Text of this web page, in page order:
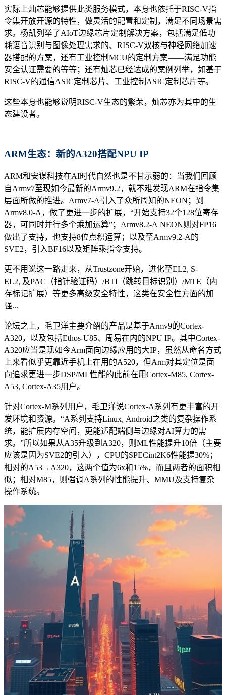
实际上灿芯能够提供此类服务模式，本身也依托于RISC-V指
令集开放开源的特性，做灵活的配置和定制，满足不同场景需
求。杨凯列举了AIoT边缘芯片定制解决方案，包括满足低功
耗语音识别与图像处理需求的、RISC-V双核与神经网络加速
器搭配的方案，还有工业控制MCU的定制方案——满足功能
安全认证需要的等等；还有灿芯已经达成的案例列举，如基于
RISC-V的通信ASIC定制芯片、工业控制ASIC定制芯片等。
这些本身也能够说明RISC-V生态的繁荣，灿芯亦为其中的生
态建设者。
ARM生态：新的A320搭配NPU IP
ARM和安谋科技在AI时代自然也是不甘示弱的：当我们回顾
自Armv7至现如今最新的Armv9.2，就不难发现ARM在指令集
层面所做的推进。Armv7-A引入了众所周知的NEON；到
Armv8.0-A，做了更进一步的扩展，“开始支持32个128位寄存
器，可同时并行多个乘加运算”；Armv8.2-A NEON则对FP16
做出了支持，也支持8位点积运算；以及至Armv9.2-A的
SVE2，引入BF16以及矩阵乘指令支持。
更不用说这一路走来，从Trustzone开始，进化至EL2, S-
EL2, 及PAC（指针验证码）/BTI（跳转目标识别）/MTE（内
存标记扩展）等更多高级安全特性，这类在安全性方面的加
强...
论坛之上，毛卫洋主要介绍的产品是基于Armv9的Cortex-
A320，以及包括Ethos-U85、周易在内的NPU IP。其中Cortex-
A320应当是现如今Arm面向边缘应用的大IP，虽然从命名方式
上来看似乎更靠近手机上在用的A520，但Arm对其定位是面
向追求更进一步DSP/ML性能的此前在用Cortex-M85, Cortex-
A53, Cortex-A35用户。
针对Cortex-M系列用户，毛卫洋说Cortex-A系列有更丰富的开
发环境和资源。“A系列支持Linux, Android之类的复杂操作系
统，能扩展内存空间，更能适配端侧与边缘对AI算力的需
求。”所以如果从A35升级到A320，则ML性能提升10倍（主要
应该是因为SVE2的引入），CPU的SPECint2K6性能提30%；
相对的A53→A320，这两个值为6x和15%，而且两者的面积相
似；相对M85，则强调A系列的性能提升、MMU及支持复杂
操作系统。